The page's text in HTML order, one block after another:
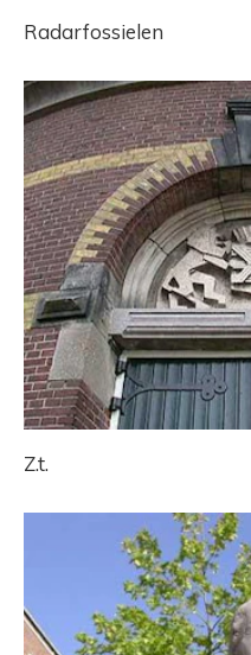
Radarfossielen
Z.t.